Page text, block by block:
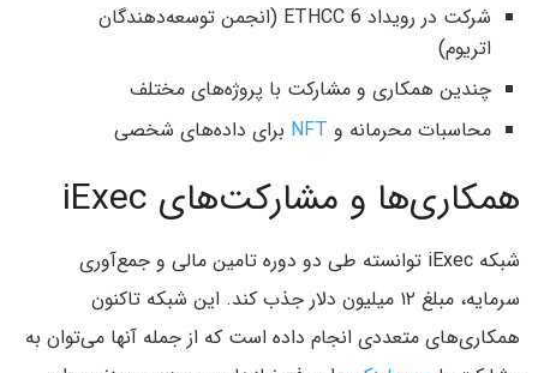
شرکت در رویداد ETHCC 6 (انجمن توسعه‌دهندگان
اتریوم)
چندین همکاری و مشارکت با پروژه‌های مختلف
محاسبات محرمانه و NFT برای داده‌های شخصی
همکاری‌ها و مشارکت‌های iExec
شبکه iExec توانسته طی دو دوره تامین مالی و جمع‌آوری
سرمایه، مبلغ ۱۲ میلیون دلار جذب کند. این شبکه تاکنون
همکاری‌های متعددی انجام داده است که از جمله آنها می‌توان به